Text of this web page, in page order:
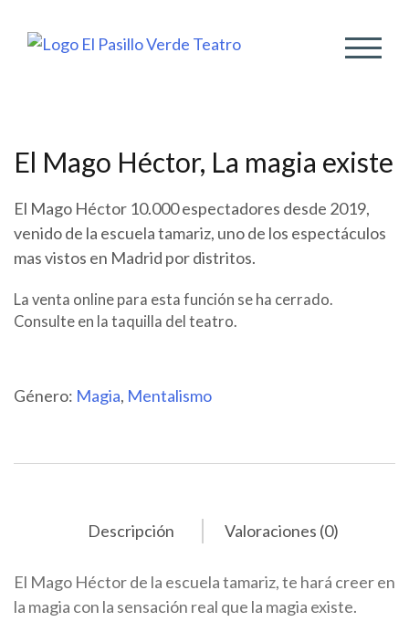
El Mago Héctor, La magia existe
El Mago Héctor 10.000 espectadores desde 2019,
venido de la escuela tamariz, uno de los espectáculos
mas vistos en Madrid por distritos.
La venta online para esta función se ha cerrado.
Consulte en la taquilla del teatro.
Género: Magia, Mentalismo
Descripción Valoraciones (0)
El Mago Héctor de la escuela tamariz, te hará creer en
la magia con la sensación real que la magia existe.